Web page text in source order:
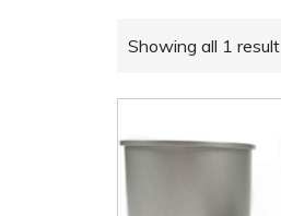
Showing all 1 result